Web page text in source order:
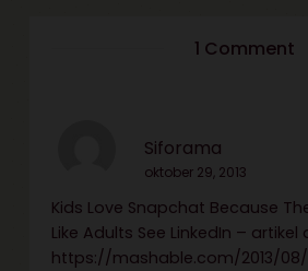
1 Comment
Siforama
oktober 29, 2013
Kids Love Snapchat Because
Like Adults See LinkedIn –
https://mashable.com/2013/08/